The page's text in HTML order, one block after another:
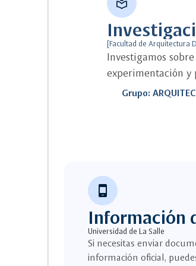
[Facultad de Arquitectura
Investigamos
experimentación y
Grupo:
phone_android
Información
Universidad de La Salle
Si necesitas enviar
información oficial,